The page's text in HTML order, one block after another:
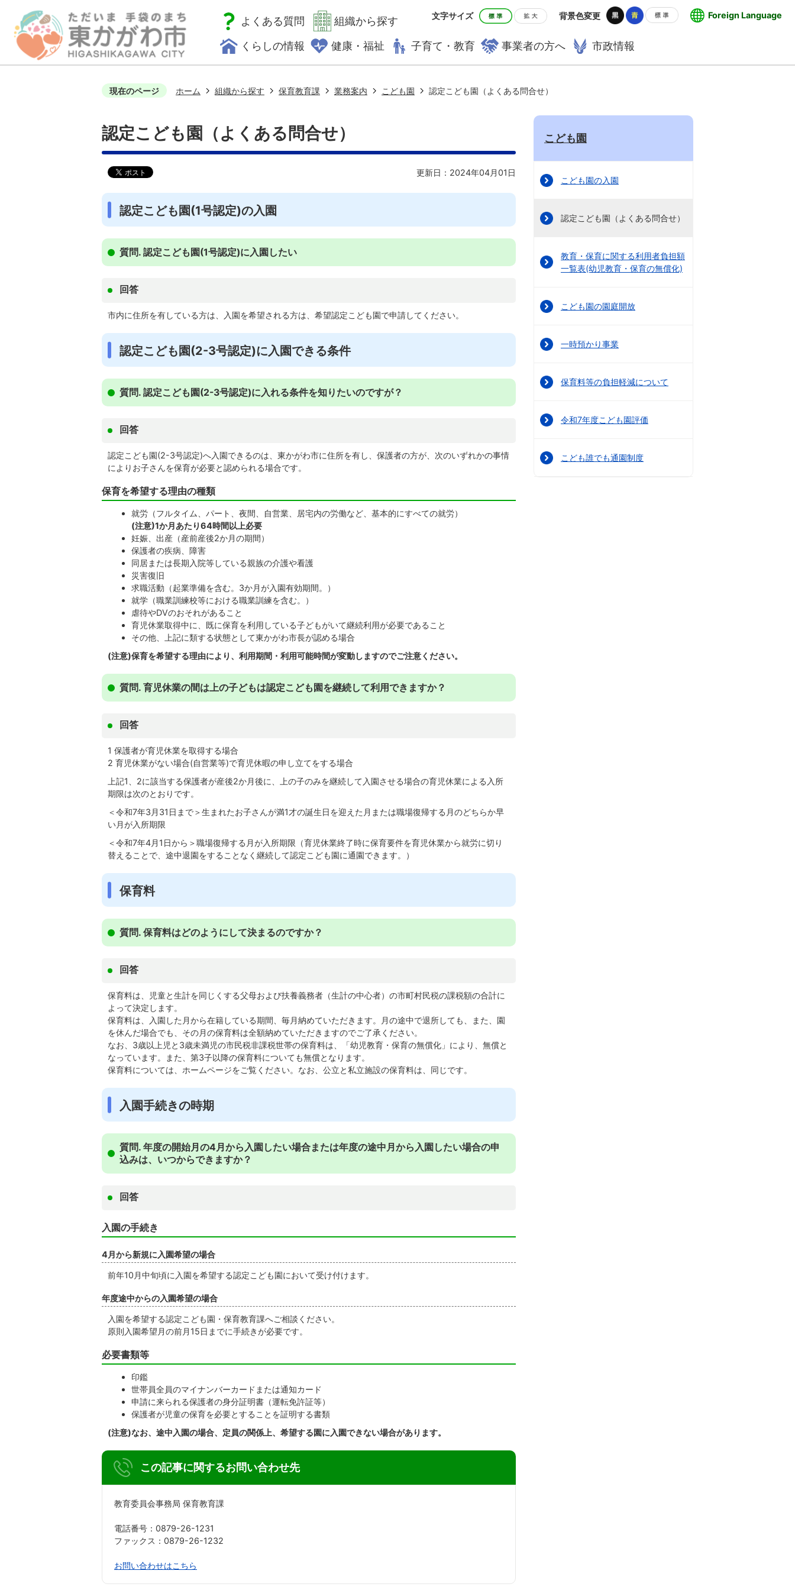
文字サイズ 背景色変更 Foreign Language
よくある質問
組織から探す
くらしの情報
健康・福祉 子育て・教育 事業者の方へ 市政情報
現在のページ ホーム 組織から探す 保育教育課 業務案内 こども園 認定こども園（よくある問合せ）
認定こども園（よくある問合せ）
更新日：2024年04月01日
認定こども園(1号認定)の入園
質問. 認定こども園(1号認定)に入園したい
回答
市内に住所を有している方は、入園を希望される方は、希望認定こども園で申請してください。
認定こども園(2-3号認定)に入園できる条件
質問. 認定こども園(2-3号認定)に入れる条件を知りたいのですが？
回答
認定こども園(2-3号認定)へ入園できるのは、東かがわ市に住所を有し、保護者の方が、次のいずれかの事情
によりお子さんを保育が必要と認められる場合です。
保育を希望する理由の種類
就労（フルタイム、パート、夜間、自営業、居宅内の労働など、基本的にすべての就労）
(注意)1か月あたり64時間以上必要
妊娠、出産（産前産後2か月の期間）
保護者の疾病、障害
同居または長期入院等している親族の介護や看護
災害復旧
求職活動（起業準備を含む。3か月が入園有効期間。）
就学（職業訓練校等における職業訓練を含む。）
虐待やDVのおそれがあること
育児休業取得中に、既に保育を利用している子どもがいて継続利用が必要であること
その他、上記に類する状態として東かがわ市長が認める場合
(注意)保育を希望する理由により、利用期間・利用可能時間が変動しますのでご注意ください。
質問. 育児休業の間は上の子どもは認定こども園を継続して利用できますか？
回答
1 保護者が育児休業を取得する場合
2 育児休業がない場合(自営業等)で育児休暇の申し立てをする場合
上記1、2に該当する保護者が産後2か月後に、上の子のみを継続して入園させる場合の育児休業による入所
期限は次のとおりです。
＜令和7年3月31日まで＞生まれたお子さんが満1才の誕生日を迎えた月または職場復帰する月のどちらか早
い月が入所期限
＜令和7年4月1日から＞職場復帰する月が入所期限（育児休業終了時に保育要件を育児休業から就労に切り
替えることで、途中退園をすることなく継続して認定こども園に通園できます。）
保育料
質問. 保育料はどのようにして決まるのですか？
回答
保育料は、児童と生計を同じくする父母および扶養義務者（生計の中心者）の市町村民税の課税額の合計に
よって決定します。
保育料は、入園した月から在籍している期間、毎月納めていただきます。月の途中で退所しても、また、園
を休んだ場合でも、その月の保育料は全額納めていただきますのでご了承ください。
なお、3歳以上児と3歳未満児の市民税非課税世帯の保育料は、「幼児教育・保育の無償化」により、無償と
なっています。また、第3子以降の保育料についても無償となります。
保育料については、ホームページをご覧ください。なお、公立と私立施設の保育料は、同じです。
入園手続きの時期
質問. 年度の開始月の4月から入園したい場合または年度の途中月から入園したい場合の申
込みは、いつからできますか？
回答
入園の手続き
4月から新規に入園希望の場合
前年10月中旬頃に入園を希望する認定こども園において受け付けます。
年度途中からの入園希望の場合
入園を希望する認定こども園・保育教育課へご相談ください。
原則入園希望月の前月15日までに手続きが必要です。
必要書類等
印鑑
世帯員全員のマイナンバーカードまたは通知カード
申請に来られる保護者の身分証明書（運転免許証等）
保護者が児童の保育を必要とすることを証明する書類
(注意)なお、途中入園の場合、定員の関係上、希望する園に入園できない場合があります。
この記事に関するお問い合わせ先
教育委員会事務局 保育教育課
電話番号：0879-26-1231
ファックス：0879-26-1232
お問い合わせはこちら
こども園
こども園の入園
認定こども園（よくある問合せ）
教育・保育に関する利用者負担額
一覧表(幼児教育・保育の無償化)
こども園の園庭開放
一時預かり事業
保育料等の負担軽減について
令和7年度こども園評価
こども誰でも通園制度